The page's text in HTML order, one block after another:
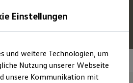
6.000 € 1
VolkswagenID. oder
Einstellungen
und weitere Technologien, um
Nutzung unserer Webseite
unsere Kommunikation mit